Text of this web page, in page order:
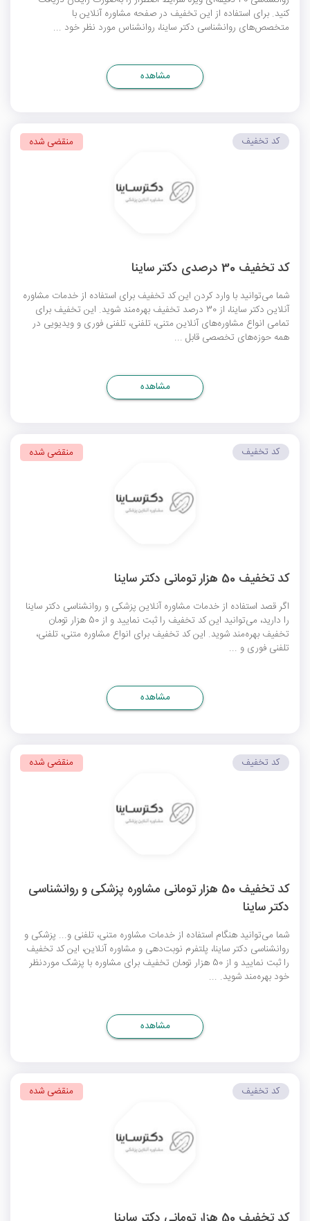
کنید. برای استفاده از این تخفیف در صفحه مشاوره آنلاین با
متخصص‌های روانشناسی دکتر ساینا، روانشناس مورد نظر خود ...
مشاهده
کد تخفیف 30 درصدی دکتر ساینا
شما می‌توانید با وارد کردن این کد تخفیف برای استفاده از خدمات مشاوره‌
آنلاین دکتر ساینا، از 30 درصد تخفیف بهره‌مند شوید. این تخفیف برای
تمامی انواع مشاوره‌های آنلاین متنی، تلفنی، تلفنی فوری و ویدیویی در
همه حوزه‌های تخصصی قابل ...
کد تخفیف منقضی شده
مشاهده
کد تخفیف 50 هزار تومانی دکتر ساینا
اگر قصد استفاده از خدمات مشاوره آنلاین پزشکی و روانشناسی دکتر ساینا
را دارید، می‌توانید این کد تخفیف را ثبت نمایید و از 50 هزار تومان
تخفیف بهره‌مند شوید. این کد تخفیف برای انواع مشاوره متنی، تلفنی،
تلفنی فوری و ...
کد تخفیف منقضی شده
مشاهده
کد تخفیف 50 هزار تومانی مشاوره پزشکی و روانشناسی
دکتر ساینا
شما می‌توانید هنگام استفاده از خدمات مشاوره متنی، تلفنی و... پزشکی و
روانشناسی دکتر ساینا، پلتفرم نوبت‌دهی و مشاوره آنلاین، این کد تخفیف
را ثبت نمایید و از 50 هزار تومان تخفیف برای مشاوره با پزشک موردنظر
خود بهره‌مند شوید. ...
کد تخفیف منقضی شده
مشاهده
کد تخفیف منقضی شده